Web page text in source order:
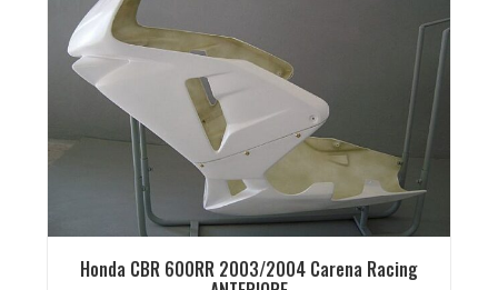
Honda CBR 600RR 2003/2004 Carena Racing